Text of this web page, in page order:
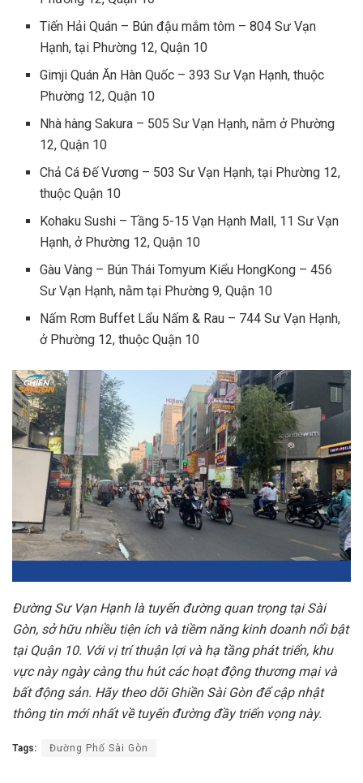
Tiến Hải Quán – Bún đậu mắm tôm – 804 Sư Vạn
Hạnh, tại Phường 12, Quận 10
Gimji Quán Ăn Hàn Quốc – 393 Sư Vạn Hạnh, thuộc
Phường 12, Quận 10
Nhà hàng Sakura – 505 Sư Vạn Hạnh, nằm ở Phường
12, Quận 10
Chả Cá Đế Vương – 503 Sư Vạn Hạnh, tại Phường 12,
thuộc Quận 10
Kohaku Sushi – Tầng 5-15 Vạn Hạnh Mall, 11 Sư Vạn
Hạnh, ở Phường 12, Quận 10
Gàu Vàng – Bún Thái Tomyum Kiểu HongKong – 456
Sư Vạn Hạnh, nằm tại Phường 9, Quận 10
Nấm Rơm Buffet Lẩu Nấm & Rau – 744 Sư Vạn Hạnh,
ở Phường 12, thuộc Quận 10
Đường Sư Vạn Hạnh là tuyến đường quan trọng tại Sài
Gòn, sở hữu nhiều tiện ích và tiềm năng kinh doanh nổi bật
tại Quận 10. Với vị trí thuận lợi và hạ tầng phát triển, khu
vực này ngày càng thu hút các hoạt động thương mại và
bất động sản. Hãy theo dõi Ghiền Sài Gòn để cập nhật
thông tin mới nhất về tuyến đường đầy triển vọng này.
Tags: Đường Phố Sài Gòn